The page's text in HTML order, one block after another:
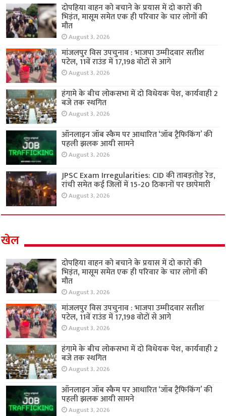
दोपहिया वाहन को बचाने के प्रयास में दो कारों की
भिड़ंत, मासूम समेत एक ही परिवार के चार लोगों की
मौत
August 3, 2026
मांजलपुर विस उपचुनाव : भाजपा उम्मीदवार सतीश
पटेल, 11वें राउंड में 17,198 वोटों से आगे
August 3, 2026
हंगामे के बीच लोकसभा में दो विधेयक पेश, कार्यवाही 2
बजे तक स्थगित
August 3, 2026
ऑनलाइन जॉब स्कैम पर आधारित ‘जॉब ट्रैफिकिंग’ की
पहली झलक आयी सामने
August 3, 2026
JPSC Exam Irregularities: CID की ताबड़तोड़ रेड,
रांची समेत कई जिलों में 15-20 ठिकानों पर छापेमारी
August 3, 2026
खेल
दोपहिया वाहन को बचाने के प्रयास में दो कारों की
भिड़ंत, मासूम समेत एक ही परिवार के चार लोगों की
मौत
August 3, 2026
मांजलपुर विस उपचुनाव : भाजपा उम्मीदवार सतीश
पटेल, 11वें राउंड में 17,198 वोटों से आगे
August 3, 2026
हंगामे के बीच लोकसभा में दो विधेयक पेश, कार्यवाही 2
बजे तक स्थगित
August 3, 2026
ऑनलाइन जॉब स्कैम पर आधारित ‘जॉब ट्रैफिकिंग’ की
पहली झलक आयी सामने
August 3, 2026